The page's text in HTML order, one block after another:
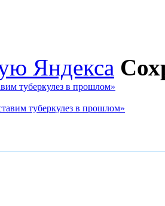
Яндекса
туберкулез в прошлом»